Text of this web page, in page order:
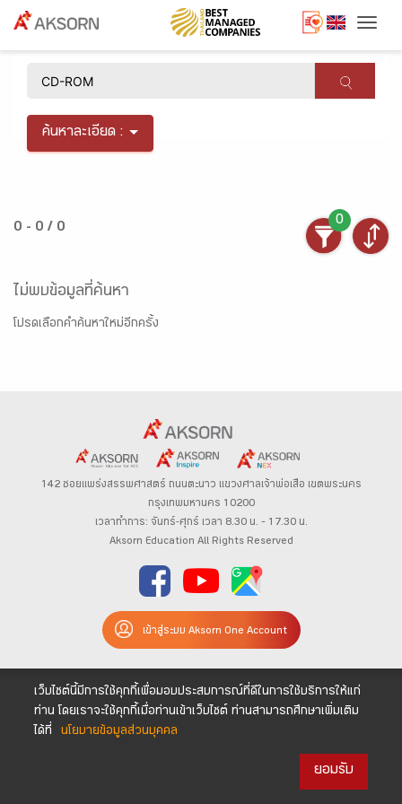
ค้นหาละเอียด :
0 - 0 / 0
0
ไม่พบข้อมูลที่ค้นหา
โปรดเลือกคำค้นหาใหม่อีกครั้ง
142 ซอยแพร่งสรรพศาสตร์ ถนนตะนาว แขวงศาลเจ้าพ่อเสือ เขตพระนคร
กรุงเทพมหานคร 10200
เวลาทำการ: จันทร์-ศุกร์ เวลา 8.30 น. – 17.30 น.
Aksorn Education All Rights Reserved
เข้าสู่ระบบ Aksorn One Account
เว็บไซต์นี้มีการใช้คุกกี้เพื่อมอบประสบการณ์ที่ดีในการใช้บริการให้แก่
ท่าน โดยเราจะใช้คุกกี้เมื่อท่านเข้าเว็บไซต์ ท่านสามารถศึกษาเพิ่มเติม
ได้ที่
นโยบายข้อมูลส่วนบุคคล
ยอมรับ